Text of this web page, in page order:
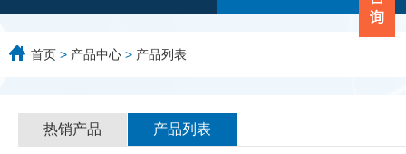
首页 > 产品中心 > 产品列表
热销产品 产品列表